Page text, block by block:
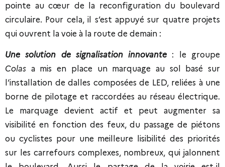
pointe au cœur de la reconfiguration du boulevard
circulaire. Pour cela, il s’est appuyé sur quatre projets
qui ouvrent la voie à la route de demain :
Une solution de signalisation innovante : le groupe
Colas a mis en place un marquage au sol basé sur
l’installation de dalles composées de LED, reliées à une
borne de pilotage et raccordées au réseau électrique.
Le marquage devient actif et peut augmenter sa
visibilité en fonction des feux, du passage de piétons
ou cyclistes pour une meilleure lisibilité des priorités
sur les carrefours complexes, nombreux, qui jalonnent